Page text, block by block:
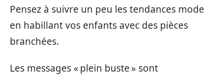
Pensez à suivre un peu les tendances mode
en habillant vos enfants avec des pièces
branchées.
Les messages « plein buste » sont